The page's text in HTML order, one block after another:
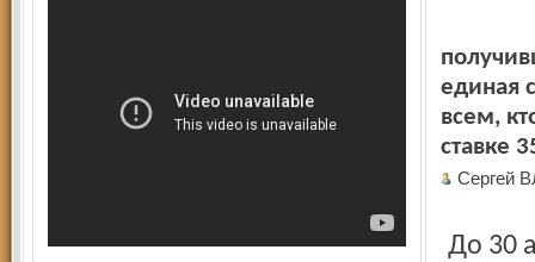
единая
всем,
ставке
Сергей
До 30 апреля 2002 года также должны сдать декларации